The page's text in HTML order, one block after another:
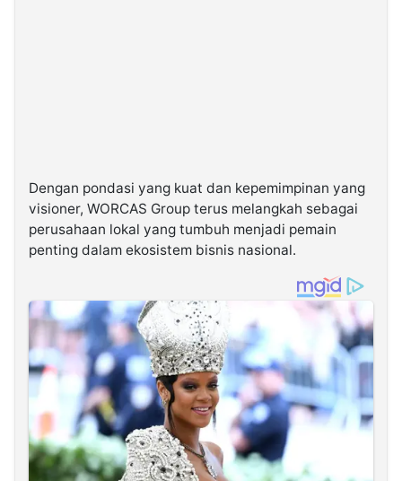
Dengan pondasi yang kuat dan kepemimpinan yang
visioner, WORCAS Group terus melangkah sebagai
perusahaan lokal yang tumbuh menjadi pemain
penting dalam ekosistem bisnis nasional.